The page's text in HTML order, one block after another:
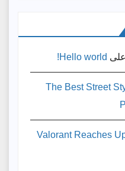
على Hello world!
The Best Street
Valorant Reaches